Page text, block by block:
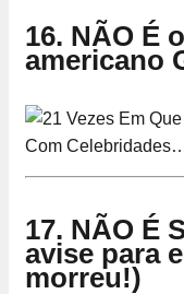
16. NÃO É
americano
17. NÃO É
avise para
morreu!)